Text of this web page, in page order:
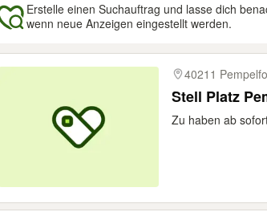
Erstelle einen Suchauftrag und lasse dich
wenn neue Anzeigen eingestellt werden.
40211
Stell Platz
Zu haben ab